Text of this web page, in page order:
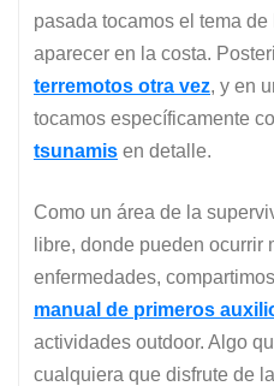
pasada tocamos el tema
aparecer en la costa.
terremotos otra vez, y en
tocamos específicamente
tsunamis en detalle.
Como un área de la
libre, donde pueden ocurrir
enfermedades,
manual de primeros
actividades outdoor. Algo
cualquiera que disfrute de